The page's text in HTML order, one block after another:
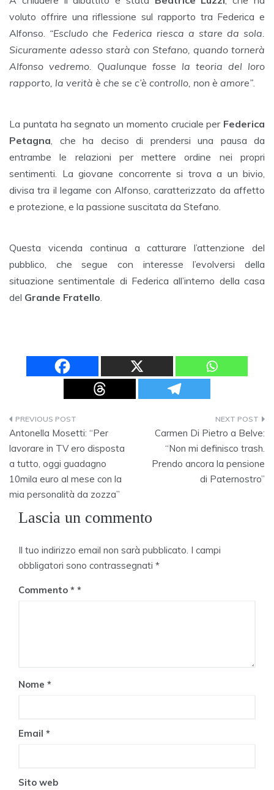
voluto offrire una riflessione sul rapporto tra Federica e
Alfonso. “Escludo che Federica riesca a stare da sola.
Sicuramente adesso starà con Stefano, quando tornerà
Alfonso vedremo. Qualunque fosse la teoria del loro
rapporto, la verità è che se c’è controllo, non è amore”.
La puntata ha segnato un momento cruciale per Federica
Petagna, che ha deciso di prendersi una pausa da
entrambe le relazioni per mettere ordine nei propri
sentimenti. La giovane concorrente si trova a un bivio,
divisa tra il legame con Alfonso, caratterizzato da affetto
e protezione, e la passione suscitata da Stefano.
Questa vicenda continua a catturare l’attenzione del
pubblico, che segue con interesse l’evolversi della
situazione sentimentale di Federica all’interno della casa
del Grande Fratello.
Navigazione
articoli
Antonella Mosetti: “Per
lavorare in TV ero disposta
a tutto, oggi guadagno
10mila euro al mese con la
mia personalità da zozza”
Carmen Di Pietro a Belve:
“Non mi definisco trash.
Prendo ancora la pensione
di Paternostro”
Lascia un commento
Il tuo indirizzo email non sarà pubblicato. I campi
obbligatori sono contrassegnati *
Commento *
Nome *
Email *
Sito web